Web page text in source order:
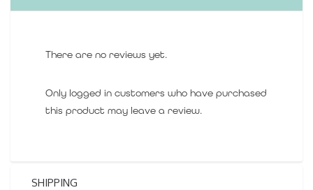
There are no reviews yet.
Only logged in customers who have purchased
this product may leave a review.
SHIPPING